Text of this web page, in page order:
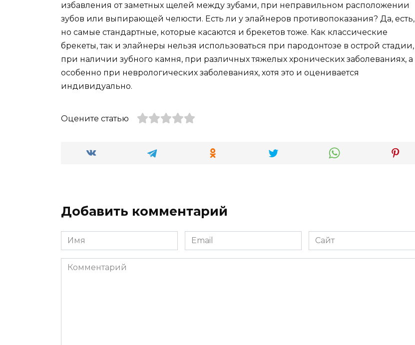
избавления от заметных щелей между зубами, при неправильном расположении
зубов или выпирающей челюсти. Есть ли у элайнеров противопоказания? Да, есть,
но самые стандартные, которые касаются и брекетов тоже. Как классические
брекеты, так и элайнеры нельзя использоваться при пародонтозе в острой стадии,
при наличии зубного камня, при различных тяжелых хронических заболеваниях, а
особенно при неврологических заболеваниях, хотя это и оценивается
индивидуально.
Оцените статью
Добавить комментарий
Имя
*
Email
*
Сайт
Комментарий